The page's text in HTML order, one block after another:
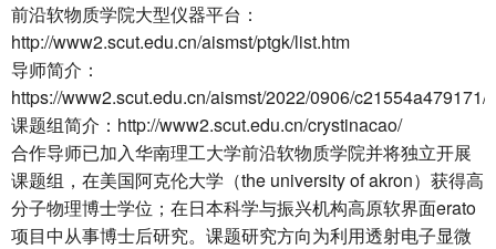
前沿软物质学院大型仪器平台：
http://www2.scut.edu.cn/aismst/ptgk/list.htm
导师简介：
https://www2.scut.edu.cn/aismst/2022/0906/c21554a479171/
课题组简介：http://www2.scut.edu.cn/crystinacao/
合作导师已加入华南理工大学前沿软物质学院并将独立开展
课题组，在美国阿克伦大学（the university of akron）获得高
分子物理博士学位；在日本科学与振兴机构高原软界面erato
项目中从事博士后研究。课题研究方向为利用透射电子显微